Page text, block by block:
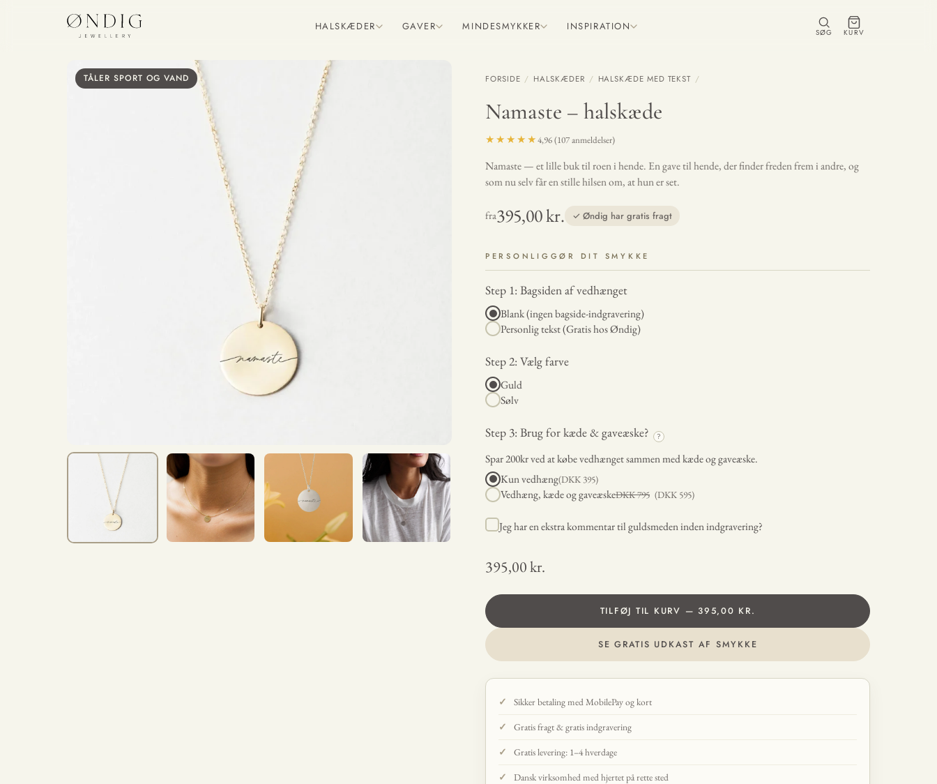
HALSKÆDER GAVER MINDESMYKKER INSPIRATION SØG KURV
TÅLER SPORT OG VAND FORSIDE / HALSKÆDER / HALSKÆDE MED TEKST /
Namaste – halskæde
★★★★★4,96 (107 anmeldelser)
Namaste — et lille buk til roen i hende. En gave til hende, der finder freden frem i andre, og
som nu selv får en stille hilsen om, at hun er set.
fra395,00 kr. ✓ Øndig har gratis fragt
PERSONLIGGØR DIT SMYKKE
Step 1: Bagsiden af vedhænget
Blank (ingen bagside-indgravering)
Personlig tekst (Gratis hos Øndig)
Step 2: Vælg farve
Guld
Sølv
Step 3: Brug for kæde & gaveæske? ?
Spar 200kr ved at købe vedhænget sammen med kæde og gaveæske.
Kun vedhæng(DKK 395)
Vedhæng, kæde og gaveæskeDKK795 (DKK 595)
Jeg har en ekstra kommentar til guldsmeden inden indgravering?
395,00 kr.
TILFØJ TIL KURV — 395,00 KR.
SE GRATIS UDKAST AF SMYKKE
Sikker betaling med MobilePay og kort
Gratis fragt & gratis indgravering
Gratis levering: 1–4 hverdage
Dansk virksomhed med hjertet på rette sted